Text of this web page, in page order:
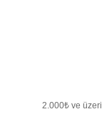
2.000₺ ve